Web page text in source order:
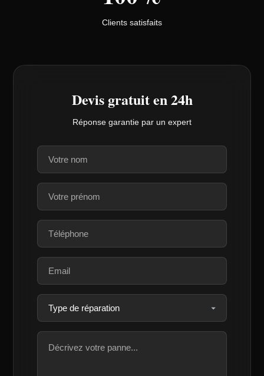
Clients satisfaits
Devis gratuit en 24h
Réponse garantie par un expert